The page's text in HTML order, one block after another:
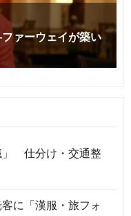
」 仕分け・交通整
に「漢服・旅フォ